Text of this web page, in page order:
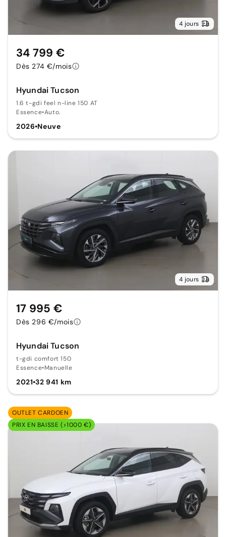
4 jours
Hyundai Tucson
1.6 t-gdi feel n-line 150 AT
Essence•Auto.
2026•Neuve
34 799 €
Dès 274 €/mois
4 jours
Hyundai Tucson
t-gdi comfort 150
Essence•Manuelle
2021•32 941 km
17 995 €
Dès 296 €/mois
OUTLET CARDOEN
PRIX EN BAISSE (>1000 €)